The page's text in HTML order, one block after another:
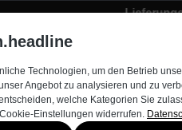
Technologien, um den Betrieb
Angebot zu analysieren und zu
welche Kategorien Sie
Einstellungen widerrufen.